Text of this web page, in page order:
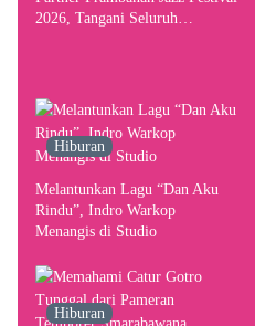
2026, Tangani Seluruh
Hiburan
Melantunkan Lagu “Dan Aku
Rindu”, Indro Warkop
Menangis di Studio
Hiburan